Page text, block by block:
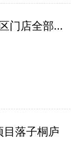
门店全部...
目落子桐庐